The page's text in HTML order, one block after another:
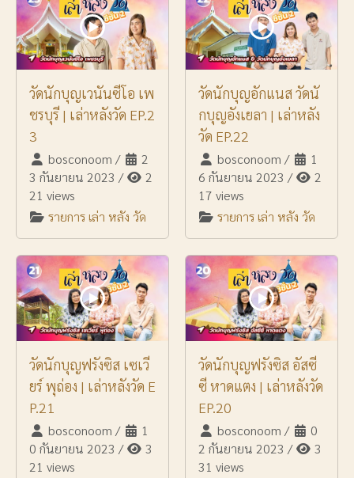
วัดนักบุญเวนันซีโอ เพ
ชรบุรี | เล่าหลังวัด EP.2
3
bosconoom /
2
3 กันยายน 2023 /
2
21 views
รายการ เล่า หลัง วัด
วัดนักบุญอักแนส วัดนั
กบุญอังเยลา | เล่าหลัง
วัด EP.22
bosconoom /
1
6 กันยายน 2023 /
2
17 views
รายการ เล่า หลัง วัด
วัดนักบุญฟรังซิส เซเวี
ยร์ พุถ่อง | เล่าหลังวัด E
P.21
bosconoom /
1
0 กันยายน 2023 /
3
21 views
วัดนักบุญฟรังซิส อัสซี
ซี หาดแตง | เล่าหลังวัด
EP.20
bosconoom /
0
2 กันยายน 2023 /
3
31 views